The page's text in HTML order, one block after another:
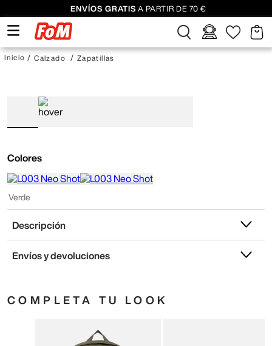
ENVÍOS GRATIS A PARTIR DE 70 €
Calzado Zapatillas
Colores
Verde
Descripción
Envíos y devoluciones
COMPLETA TU LOOK